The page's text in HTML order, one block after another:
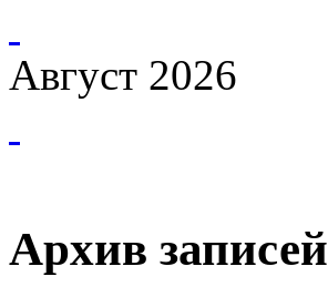
Август 2026
Архив записей